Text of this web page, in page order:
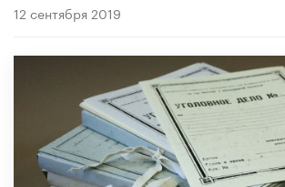
12 сентября 2019